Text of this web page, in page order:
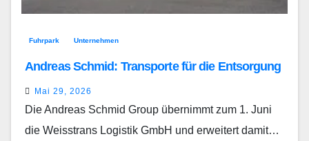
Fuhrpark Unternehmen
Andreas Schmid: Transporte für die Entsorgung
Mai 29, 2026
Die Andreas Schmid Group übernimmt zum 1. Juni
die Weisstrans Logistik GmbH und erweitert damit…